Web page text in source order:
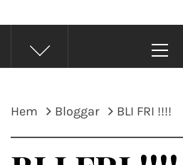
meny
Hem Bloggar BLI FRI !!!!